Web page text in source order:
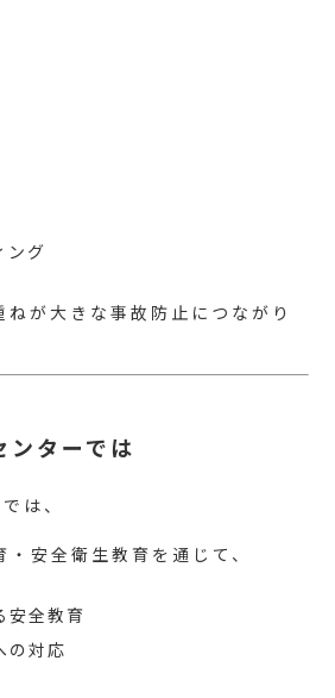
ング
ねが大きな事故防止につながり
ンターでは
では、
安全衛生教育を通じて、
安全教育
の対応